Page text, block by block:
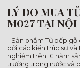
LÝ DO MUA
M027 TẠI NỘI
- Sản phẩm Tủ bếp gỗ
bởi các kiến trúc sư và
nghiệm trên 10 năm
trường trong nước và